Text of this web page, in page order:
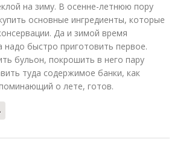
на зиму. В осенне-летнюю пору
основные ингредиенты, которые
Да и зимой время
надо быстро приготовить первое.
бульон, покрошить в него пару
туда содержимое банки, как
о лете, готов.